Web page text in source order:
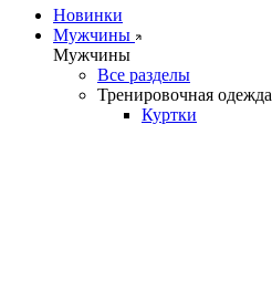
Новинки
Мужчины
Мужчины
Все разделы
Тренировочная одежда
Куртки